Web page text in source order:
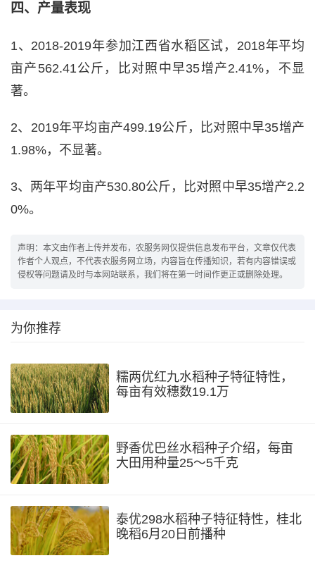
四、产量表现
1、2018-2019年参加江西省水稻区试，2018年平均
亩产562.41公斤，比对照中早35增产2.41%，不显
著。
2、2019年平均亩产499.19公斤，比对照中早35增产
1.98%，不显著。
3、两年平均亩产530.80公斤，比对照中早35增产2.2
0%。
声明：本文由作者上传并发布，农服务网仅提供信息发布平台，文章仅代表
作者个人观点，不代表农服务网立场，内容旨在传播知识，若有内容错误或
侵权等问题请及时与本网站联系，我们将在第一时间作更正或删除处理。
为你推荐
糯两优红九水稻种子特征特性，
每亩有效穗数19.1万
野香优巴丝水稻种子介绍，每亩
大田用种量25～5千克
泰优298水稻种子特征特性，桂北
晚稻6月20日前播种